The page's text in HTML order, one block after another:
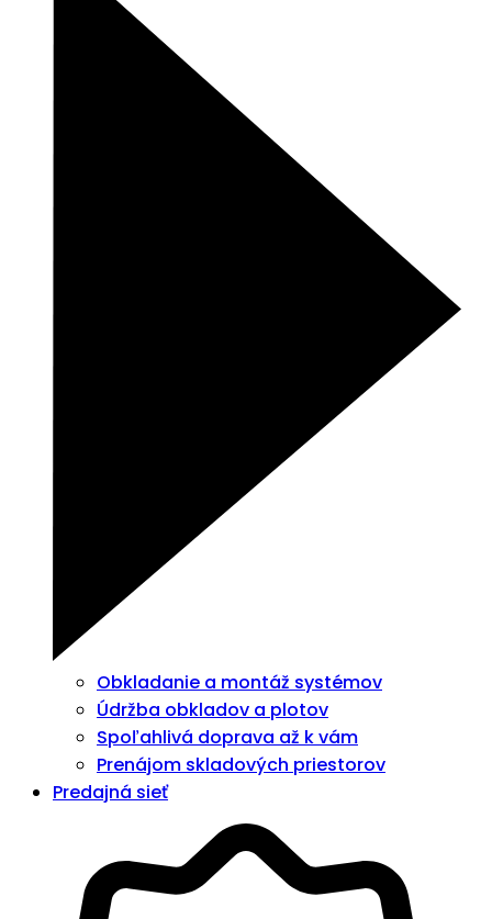
Obkladanie a montáž systémov
Údržba obkladov a plotov
Spoľahlivá doprava až k vám
Prenájom skladových priestorov
Predajná sieť